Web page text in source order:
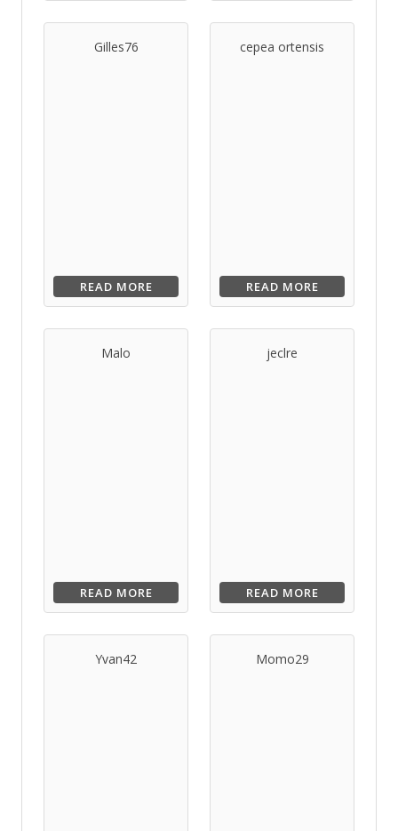
Gilles76
READ MORE
cepea ortensis
READ MORE
Malo
READ MORE
jeclre
READ MORE
Yvan42 Momo29